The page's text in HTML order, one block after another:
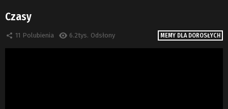
MEMY DLA DOROSŁYCH
Czasy
11 Polubienia 6.2tys. Odsłony